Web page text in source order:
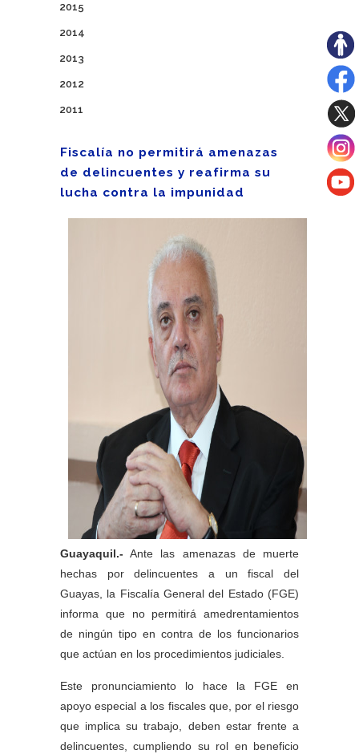
2015
2014
2013
2012
2011
Fiscalía no permitirá amenazas
de delincuentes y reafirma su
lucha contra la impunidad
Guayaquil.- Ante las amenazas de muerte
hechas por delincuentes a un fiscal del
Guayas, la Fiscalía General del Estado (FGE)
informa que no permitirá amedrentamientos
de ningún tipo en contra de los funcionarios
que actúan en los procedimientos judiciales.
Este pronunciamiento lo hace la FGE en
apoyo especial a los fiscales que, por el riesgo
que implica su trabajo, deben estar frente a
delincuentes, cumpliendo su rol en beneficio